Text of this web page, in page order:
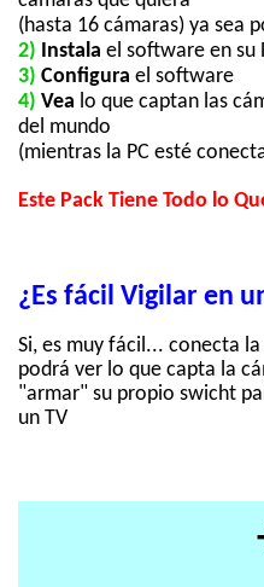
(hasta 16 cámaras) ya sea
2) Instala el software en su
3) Configura el software
4) Vea lo que captan las
del mundo
(mientras la PC esté
Este Pack Tiene Todo lo
¿Es fácil Vigilar en
Si, es muy fácil... conecta
podrá ver lo que capta la
"armar" su propio swicht
un TV